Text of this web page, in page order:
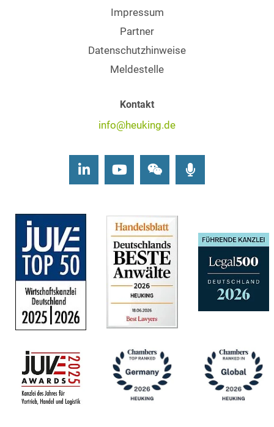
Impressum
Partner
Datenschutzhinweise
Meldestelle
Kontakt
info@heuking.de
LinkedInYoutubeWechat